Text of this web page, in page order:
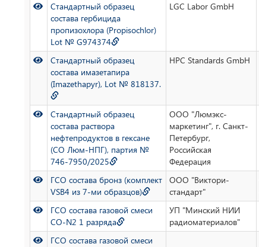
Стандартный образец
состава гербицида
пропизохлора (Propisochlor)
Lot № G974374
LGC Labor GmbH
Стандартный образец
состава имазетапира
(Imazethapyr), Lot № 818137.
HPC Standards GmbH
Стандартный образец
состава раствора
нефтепродуктов в гексане
(СО Люм-НПГ), партия №
746-7950/2025
ООО "Люмэкс-
маркетинг", г. Санкт-
Петербург,
Российская
Федерация
ГСО состава бронз (комплект
VSB4 из 7-ми образцов)
ООО "Виктори-
стандарт"
ГСО состава газовой смеси
СО-N2 1 разряда
УП "Минский НИИ
радиоматериалов"
ГСО состава газовой смеси